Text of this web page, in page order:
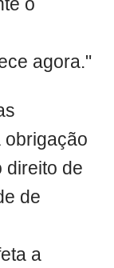
o
agora."
obrigação
direito de
de
a